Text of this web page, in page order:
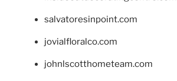
salvatoresinpoint.com
jovialfloralco.com
johnlscotthometeam.com